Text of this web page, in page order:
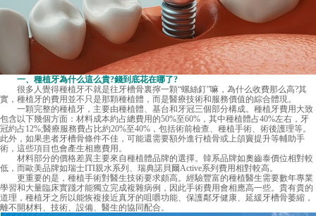
一、種植牙為什么這么貴?錢到底花在哪了?
很多人覺得種植牙不就是往牙槽骨裏擰一顆“螺絲釘”嘛，為什么收費那么高?其
實，種植牙的費用並不只是那顆種植體，而是醫療技術和服務價值的綜合體現。
一顆完整的種植牙，主要由種植體、基台和牙冠三個部分構成。種植牙費用大致
包含以下幾個方面：材料成本約占總費用的50%至60%，其中種植體占40%左右，牙
冠約占12%;醫療服務費占比約20%至40%，包括術前檢查、種植手術、術後護理等。
此外，如果患者牙槽骨條件不佳，可能還需要額外進行植骨或上頜竇提升等輔助手
術，這些項目也會產生相應費用。
材料部分的價格差異主要來自種植體品牌的選擇。韓系品牌如奧齒泰價位相對較
低，而歐美品牌如瑞士ITI親水系列、瑞典諾貝爾Active系列費用相對較高。
更重要的是，種植手術對醫生技術要求頗高。經驗豐富的種植醫生需要數年專業
學習和大量臨床實踐才能獨立完成複雜病例，因此手術費用會相應高一些。貴有貴的
道理，種植牙之所以能恢複接近真牙的咀嚼功能、保護鄰牙健康、延緩牙槽骨萎縮，
離不開材料、技術、設備、醫生的協同配合。